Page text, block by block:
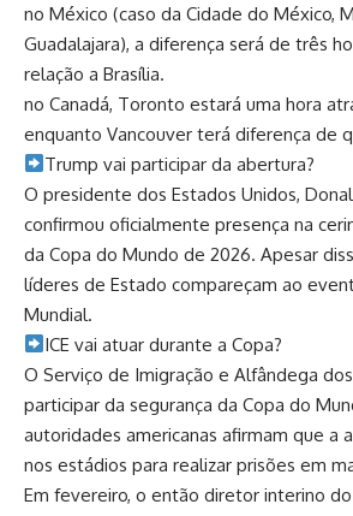
no México (caso da Cidade do México,
Guadalajara), a diferença será de três
relação a Brasília.
no Canadá, Toronto estará uma hora
enquanto Vancouver terá diferença de
​Trump vai participar da abertura?
O presidente dos Estados Unidos,
confirmou oficialmente presença na
da Copa do Mundo de 2026. Apesar
líderes de Estado compareçam ao
Mundial.
​ICE vai atuar durante a Copa?
O Serviço de Imigração e Alfândega
participar da segurança da Copa do
autoridades americanas afirmam que a
nos estádios para realizar prisões em
Em fevereiro, o então diretor interino do